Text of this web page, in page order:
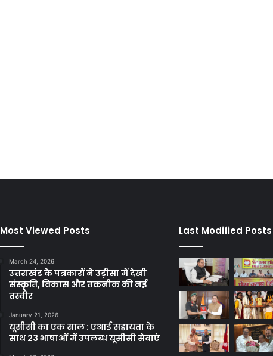
Most Viewed Posts
March 24, 2026
उत्तराखंड के पत्रकारों ने उड़ीसा में देखी
संस्कृति, विकास और तकनीक की नई
तस्वीर
January 21, 2026
यूसीसी का एक साल : एआई सहायता के
साथ 23 भाषाओं में उपलब्ध यूसीसी सेवाएं
Last Modified Posts